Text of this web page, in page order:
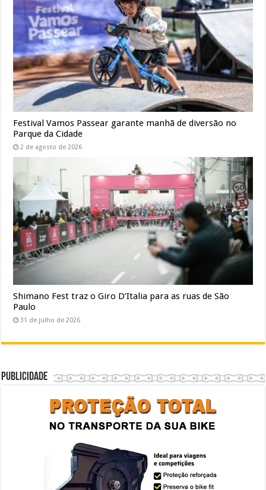
Festival Vamos Passear garante manhã de diversão no
Parque da Cidade
2 de agosto de 2026
Shimano Fest traz o Giro D’Italia para as ruas de São
Paulo
31 de julho de 2026
Publicidade